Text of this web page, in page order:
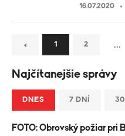
16.07.2020
1 2 …
Najčítanejšie správy
DNES 7 DNÍ 30
FOTO: Obrovský požiar